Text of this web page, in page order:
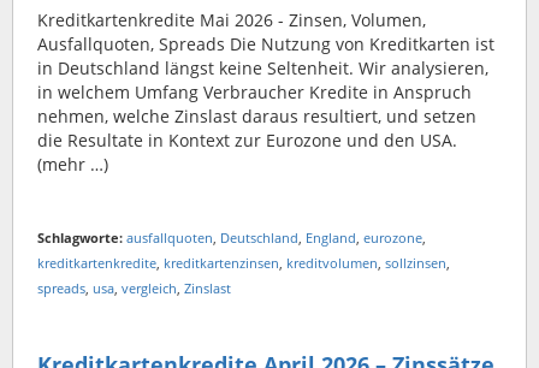
Kreditkartenkredite Mai 2026 - Zinsen, Volumen,
Ausfallquoten, Spreads Die Nutzung von Kreditkarten ist
in Deutschland längst keine Seltenheit. Wir analysieren,
in welchem Umfang Verbraucher Kredite in Anspruch
nehmen, welche Zinslast daraus resultiert, und setzen
die Resultate in Kontext zur Eurozone und den USA.
(mehr …)
Schlagworte: ausfallquoten Deutschland England eurozone
kreditkartenkredite kreditkartenzinsen kreditvolumen sollzinsen
spreads usa vergleich Zinslast